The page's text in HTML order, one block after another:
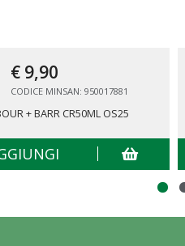
€ 9,90
CODICE MINSAN: 950017881
+ BARR CR50ML OS25